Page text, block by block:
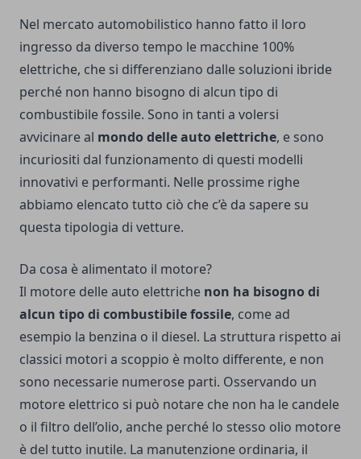
Nel mercato automobilistico hanno fatto il loro
ingresso da diverso tempo le macchine 100%
elettriche, che si differenziano dalle soluzioni ibride
perché non hanno bisogno di alcun tipo di
combustibile fossile. Sono in tanti a volersi
avvicinare al mondo delle auto elettriche, e sono
incuriositi dal funzionamento di questi modelli
innovativi e performanti. Nelle prossime righe
abbiamo elencato tutto ciò che c’è da sapere su
questa tipologia di vetture.
Da cosa è alimentato il motore?
Il motore delle auto elettriche non ha bisogno di
alcun tipo di combustibile fossile, come ad
esempio la benzina o il diesel. La struttura rispetto ai
classici motori a scoppio è molto differente, e non
sono necessarie numerose parti. Osservando un
motore elettrico si può notare che non ha le candele
o il filtro dell’olio, anche perché lo stesso olio motore
è del tutto inutile. La manutenzione ordinaria, il